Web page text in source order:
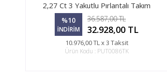
2,27 Ct 3 Yakutlu Pırlantalı Takım
%10
İNDİRİM
36.587,00 TL
32.928,00 TL
10.976,00 TL x 3 Taksit
Ürün Kodu : PUT0086TK